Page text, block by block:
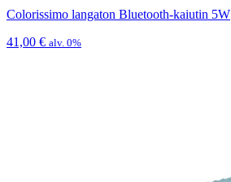
Colorissimo langaton Bluetooth-kaiutin 5W
41,00 € alv. 0%